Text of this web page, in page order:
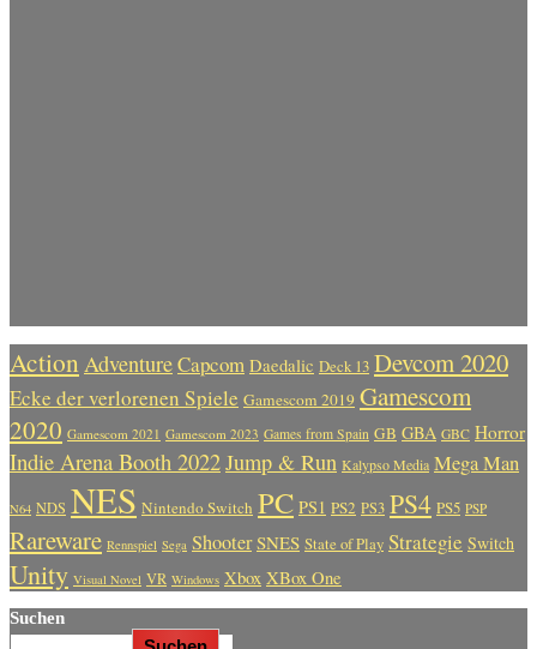
Action AdventureCapcom Daedalic Deck 13 Devcom 2020
Ecke der verlorenen Spiele Gamescom 2019 Gamescom
2020 Gamescom 2021 Gamescom 2023 Games from Spain GB GBA GBC Horror
Indie Arena Booth 2022Jump & Run Kalypso Media Mega Man
N64 NDS NES Nintendo Switch PC PS1 PS2 PS3 PS4 PS5 PSP
Rareware Rennspiel Sega Shooter SNES State of Play Strategie Switch
Unity Visual Novel VR Windows Xbox XBox One
Suchen